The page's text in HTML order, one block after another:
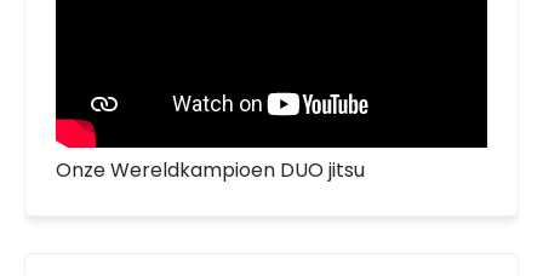
Onze Wereldkampioen DUO jitsu